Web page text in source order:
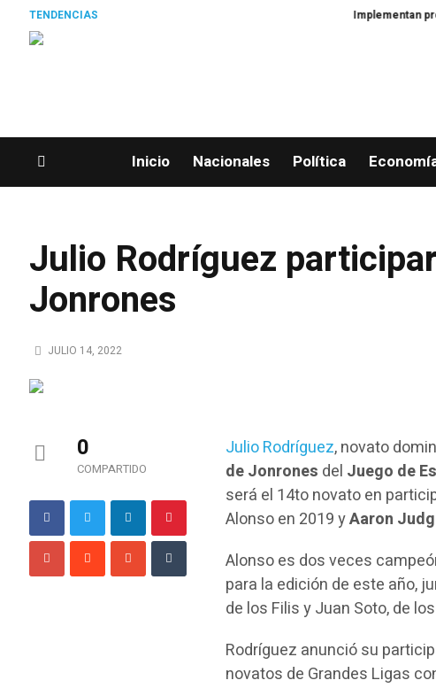
TENDENCIAS Implementan
Inicio Nacionales Política
Julio Rodríguez
Jonrones
JULIO 14, 2022
0
COMPARTIDO
Julio Rodríguez, novato
de Jonrones del Juego de
será el 14to novato en
Alonso en 2019 yAaron
Alonso es dos veces
para la edición de este año,
de los Filis y Juan Soto, de
Rodríguez anunció su
novatos de Grandes Ligas